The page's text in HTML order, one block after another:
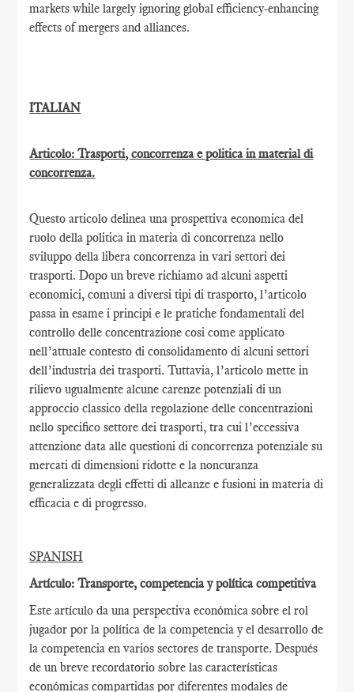
markets while largely ignoring global efficiency-enhancing
effects of mergers and alliances.
ITALIAN
Articolo: Trasporti, concorrenza e politica in material di
concorrenza.
Questo articolo delinea una prospettiva economica del
ruolo della politica in materia di concorrenza nello
sviluppo della libera concorrenza in vari settori dei
trasporti. Dopo un breve richiamo ad alcuni aspetti
economici, comuni a diversi tipi di trasporto, l’articolo
passa in esame i principi e le pratiche fondamentali del
controllo delle concentrazione cosi come applicato
nell’attuale contesto di consolidamento di alcuni settori
dell’industria dei trasporti. Tuttavia, l’articolo mette in
rilievo ugualmente alcune carenze potenziali di un
approccio classico della regolazione delle concentrazioni
nello specifico settore dei trasporti, tra cui l’eccessiva
attenzione data alle questioni di concorrenza potenziale su
mercati di dimensioni ridotte e la noncuranza
generalizzata degli effetti di alleanze e fusioni in materia di
efficacia e di progresso.
SPANISH
Artículo: Transporte, competencia y política competitiva
Este artículo da una perspectiva económica sobre el rol
jugador por la política de la competencia y el desarrollo de
la competencia en varios sectores de transporte. Después
de un breve recordatorio sobre las características
económicas compartidas por diferentes modales de